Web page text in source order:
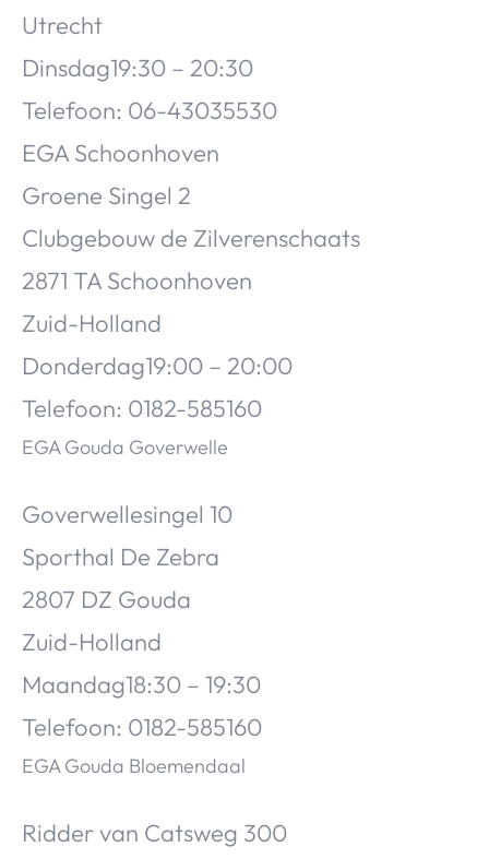
Utrecht
Dinsdag19:30 – 20:30
Telefoon: 06-43035530
EGA Schoonhoven
Groene Singel 2
Clubgebouw de Zilverenschaats
2871 TA Schoonhoven
Zuid-Holland
Donderdag19:00 – 20:00
Telefoon: 0182-585160
EGA Gouda Goverwelle
Goverwellesingel 10
Sporthal De Zebra
2807 DZ Gouda
Zuid-Holland
Maandag18:30 – 19:30
Telefoon: 0182-585160
EGA Gouda Bloemendaal
Ridder van Catsweg 300